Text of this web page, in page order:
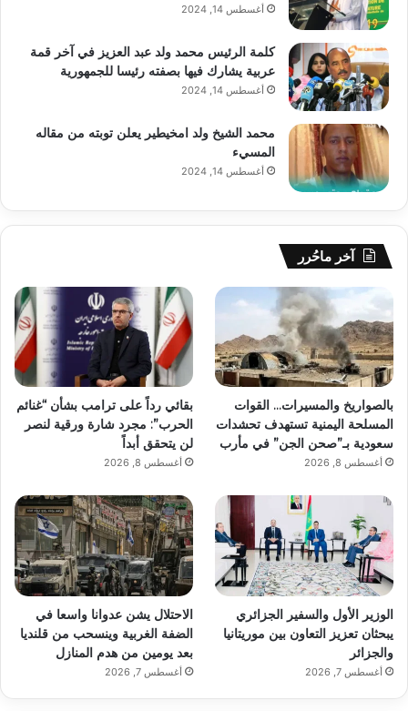
أغسطس 14, 2024
كلمة الرئيس محمد ولد عبد العزيز في آخر قمة
عربية يشارك فيها بصفته رئيسا للجمهورية
أغسطس 14, 2024
محمد الشيخ ولد امخيطير يعلن توبته من مقاله
المسيء
أغسطس 14, 2024
آخر ماحُرر
بالصواريخ والمسيرات… القوات
المسلحة اليمنية تستهدف تحشدات
سعودية بـ”صحن الجن” في مأرب
أغسطس 8, 2026
بقائي رداً على ترامب بشأن “غنائم
الحرب”: مجرد شارة ورقية لنصر
لن يتحقق أبداً
أغسطس 8, 2026
الوزير الأول والسفير الجزائري
يبحثان تعزيز التعاون بين موريتانيا
والجزائر
أغسطس 7, 2026
الاحتلال يشن عدوانا واسعا في
الضفة الغربية وينسحب من قلنديا
بعد يومين من هدم المنازل
أغسطس 7, 2026